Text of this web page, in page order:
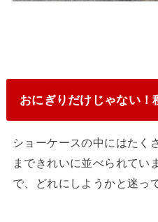
おにぎりだけじゃない
ショーケースの中にはたく
まできれいに並べられてい
で、どれにしようかと迷っ